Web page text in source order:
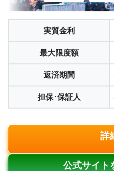
実質金利
最大限度額
返済期間
担保･保証人
詳
公式サイト